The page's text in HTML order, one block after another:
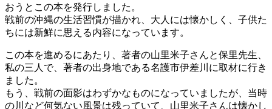
おうとこの本を発行しました。
戦前の沖縄の生活習慣が描かれ、大人には懐かしく、子供た
ちには新鮮に思える内容になっています。
この本を進めるにあたり、著者の山里米子さんと保里先生、
私の三人で、著者の出身地である名護市伊差川に取材に行き
ました。
もう、戦前の面影はわずかなものになっていましたが、当時
の川など何気ない風景は残っていて、山里米子さんは懐かし